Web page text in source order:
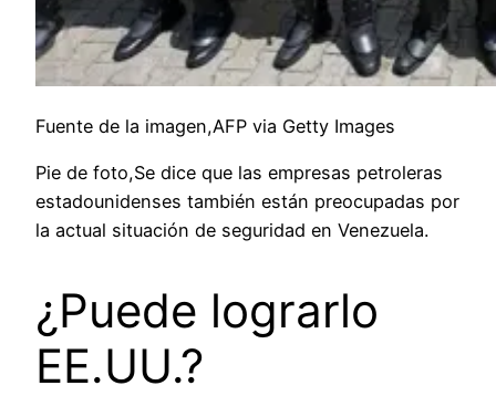
Fuente de la imagen,AFP via Getty Images
Pie de foto,Se dice que las empresas petroleras
estadounidenses también están preocupadas por
la actual situación de seguridad en Venezuela.
¿Puede lograrlo
EE.UU.?